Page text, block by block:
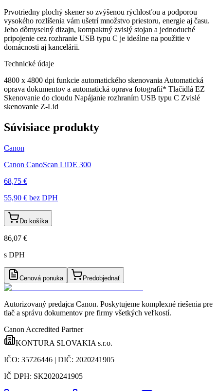
Prvotriedny plochý skener so zvýšenou rýchlosťou a podporou
vysokého rozlíšenia vám ušetrí množstvo priestoru, energie aj času.
Jeho dômyselný dizajn, kompaktný zvislý stojan a jednoduché
pripojenie cez rozhranie USB typu C je ideálne na použitie v
domácnosti aj kancelárii.
Technické údaje
4800 x 4800 dpi funkcie automatického skenovania Automatická
oprava dokumentov a automatická oprava fotografií* Tlačidlá EZ
Skenovanie do cloudu Napájanie rozhraním USB typu C Zvislé
skenovanie Z-Lid
Súvisiace produkty
Canon
Canon CanoScan LiDE 300
68,75 €
55,90 € bez DPH
Do košíka
86,07 €
s DPH
Cenová ponuka Predobjednať
Autorizovaný predajca Canon. Poskytujeme komplexné riešenia pre
tlač a správu dokumentov pre firmy všetkých veľkostí.
Canon Accredited Partner
KONTURA SLOVAKIA s.r.o.
IČO: 35726446 | DIČ: 2020241905
IČ DPH: SK2020241905